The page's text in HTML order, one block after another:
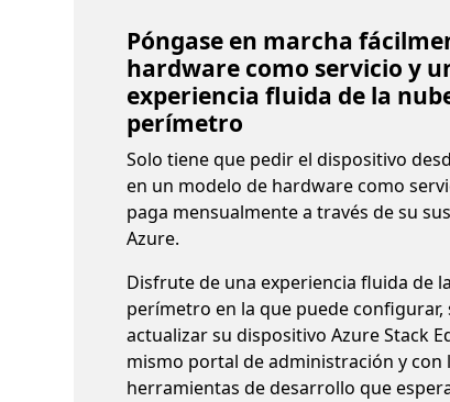
Póngase en marcha
hardware como servicio y
experiencia fluida de la
perímetro
Solo tiene que pedir el dispositivo
en un modelo de hardware como
paga mensualmente a través de su
Azure.
Disfrute de una experiencia fluida de
perímetro en la que puede configurar,
actualizar su dispositivo Azure Stack
mismo portal de administración y con
herramientas de desarrollo que